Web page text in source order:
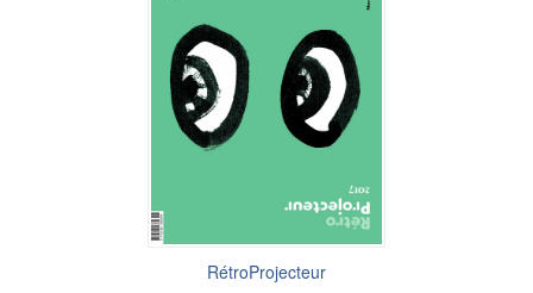
RétroProjecteur